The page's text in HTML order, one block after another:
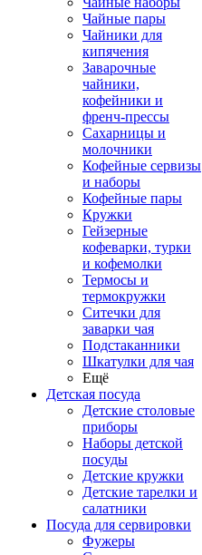
Чайные пары
Чайники для
кипячения
Заварочные
чайники,
кофейники и
френч-прессы
Сахарницы и
молочники
Кофейные сервизы
и наборы
Кофейные пары
Кружки
Гейзерные
кофеварки, турки
и кофемолки
Термосы и
термокружки
Ситечки для
заварки чая
Подстаканники
Шкатулки для чая
Ещё
Детская посуда
Детские столовые
приборы
Наборы детской
посуды
Детские кружки
Детские тарелки и
салатники
Посуда для сервировки
Фужеры